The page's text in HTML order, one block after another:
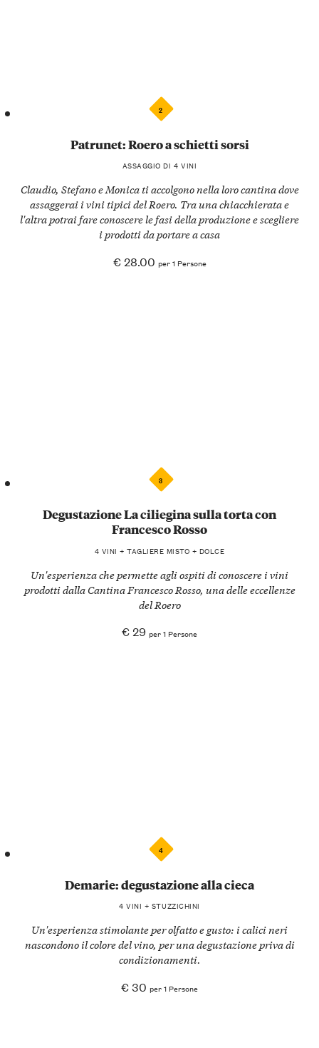
2
Patrunet: Roero a schietti sorsi
ASSAGGIO DI 4 VINI
Claudio, Stefano e Monica ti accolgono nella loro cantina dove
assaggerai i vini tipici del Roero. Tra una chiacchierata e
l'altra potrai fare conoscere le fasi della produzione e scegliere
i prodotti da portare a casa
€ 28.00 per 1 Persone
3
Degustazione La ciliegina sulla torta con
Francesco Rosso
4 VINI + TAGLIERE MISTO + DOLCE
Un'esperienza che permette agli ospiti di conoscere i vini
prodotti dalla Cantina Francesco Rosso, una delle eccellenze
del Roero
€ 29 per 1 Persone
4
Demarie: degustazione alla cieca
4 VINI + STUZZICHINI
Un'esperienza stimolante per olfatto e gusto: i calici neri
nascondono il colore del vino, per una degustazione priva di
condizionamenti.
€ 30 per 1 Persone